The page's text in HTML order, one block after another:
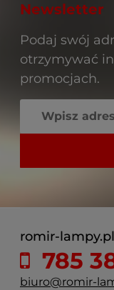
Newsletter
Podaj swój
otrzymywać
promocjach.
romir-lampy.pl
785
biuro@romir-